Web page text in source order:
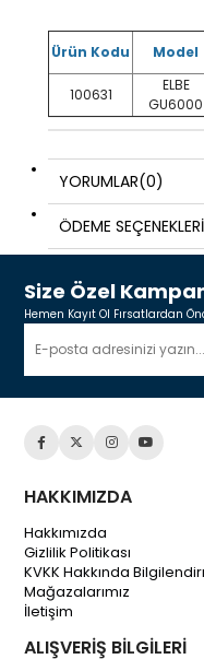
Ürün Kodu Model
100631
ELBE
GU6000
YORUMLAR(0)
ÖDEME SEÇENEKLERI
Size Özel
Hemen Kayıt Ol Fırsatlardan
HAKKIMIZDA
Hakkımızda
Gizlilik Politikası
KVKK Hakkında
Mağazalarımız
İletişim
ALIŞVERİŞ BİLGİLERİ